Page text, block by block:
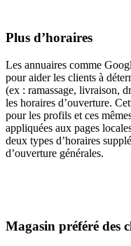
Plus d’horaires
Les annuaires comme
pour aider les clients à
(ex : ramassage, livraison,
les horaires d’ouverture.
pour les profils et ces
appliquées aux pages
deux types d’horaires
d’ouverture générales.
Magasin préféré des